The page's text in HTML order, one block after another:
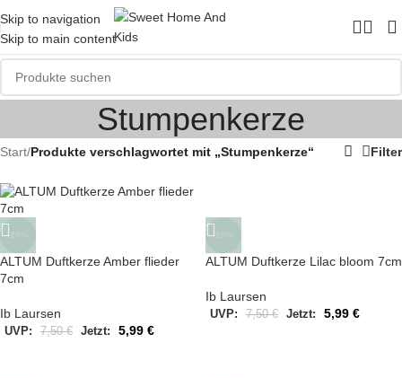
Skip to navigation
Skip to main content
Stumpenkerze
Start/Produkte verschlagwortet mit „Stumpenkerze“ Filter
-20%
ALTUM Duftkerze Amber flieder
7cm
Ib Laursen
UVP: 7,50€ Jetzt: 5,99 €
-20%
ALTUM Duftkerze Lilac bloom 7cm
Ib Laursen
UVP: 7,50€ Jetzt: 5,99 €